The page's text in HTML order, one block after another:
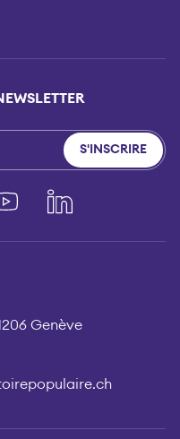
S'INSCRIRE
YouTubeLinkedIn
Genève